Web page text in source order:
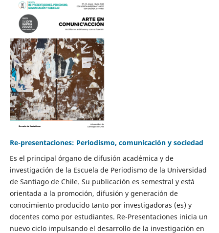
Re-presentaciones: Periodismo, comunicación y sociedad
Es el principal órgano de difusión académica y de
investigación de la Escuela de Periodismo de la Universidad
de Santiago de Chile. Su publicación es semestral y está
orientada a la promoción, difusión y generación de
conocimiento producido tanto por investigadoras (es) y
docentes como por estudiantes. Re-Presentaciones inicia un
nuevo ciclo impulsando el desarrollo de la investigación en